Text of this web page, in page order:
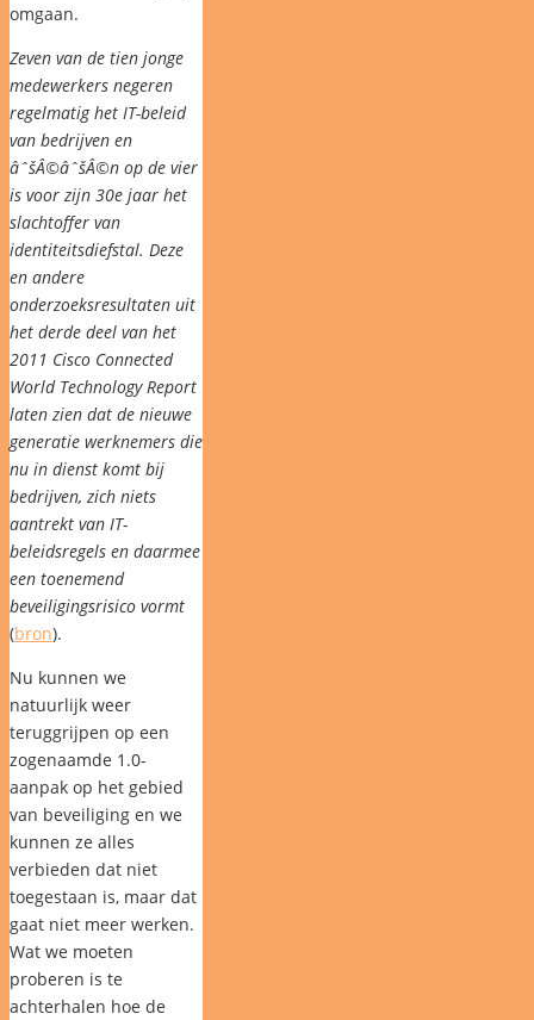
omgaan.
Zeven van de tien jonge
medewerkers negeren
regelmatig het IT-beleid
van bedrijven en
âˆšÂ©âˆšÂ©n op de vier
is voor zijn 30e jaar het
slachtoffer van
identiteitsdiefstal. Deze
en andere
onderzoeksresultaten uit
het derde deel van het
2011 Cisco Connected
World Technology Report
laten zien dat de nieuwe
generatie werknemers die
nu in dienst komt bij
bedrijven, zich niets
aantrekt van IT-
beleidsregels en daarmee
een toenemend
beveiligingsrisico vormt
(bron).
Nu kunnen we
natuurlijk weer
teruggrijpen op een
zogenaamde 1.0-
aanpak op het gebied
van beveiliging en we
kunnen ze alles
verbieden dat niet
toegestaan is, maar dat
gaat niet meer werken.
Wat we moeten
proberen is te
achterhalen hoe de